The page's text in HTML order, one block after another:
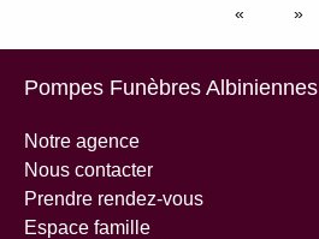
Pompes Funèbres Albiniennes
Notre agence
Nous contacter
Prendre rendez-vous
Espace famille